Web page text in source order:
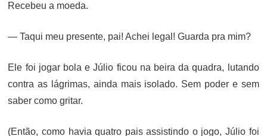
Recebeu a moeda.
— Taqui meu presente, pai! Achei legal! Guarda pra mim?
Ele foi jogar bola e Júlio ficou na beira da quadra, lutando
contra as lágrimas, ainda mais isolado. Sem poder e sem
saber como gritar.
(Então, como havia quatro pais assistindo o jogo, Júlio foi